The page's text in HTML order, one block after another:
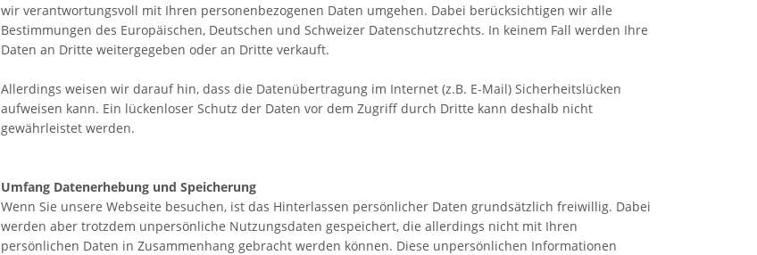
wir verantwortungsvoll mit Ihren personenbezogenen Daten umgehen. Dabei berücksichtigen wir alle
Bestimmungen des Europäischen, Deutschen und Schweizer Datenschutzrechts. In keinem Fall werden Ihre
Daten an Dritte weitergegeben oder an Dritte verkauft.
Allerdings weisen wir darauf hin, dass die Datenübertragung im Internet (z.B. E-Mail) Sicherheitslücken
aufweisen kann. Ein lückenloser Schutz der Daten vor dem Zugriff durch Dritte kann deshalb nicht
gewährleistet werden.
Umfang Datenerhebung und Speicherung
Wenn Sie unsere Webseite besuchen, ist das Hinterlassen persönlicher Daten grundsätzlich freiwillig. Dabei
werden aber trotzdem unpersönliche Nutzungsdaten gespeichert, die allerdings nicht mit Ihren
persönlichen Daten in Zusammenhang gebracht werden können. Diese unpersönlichen Informationen